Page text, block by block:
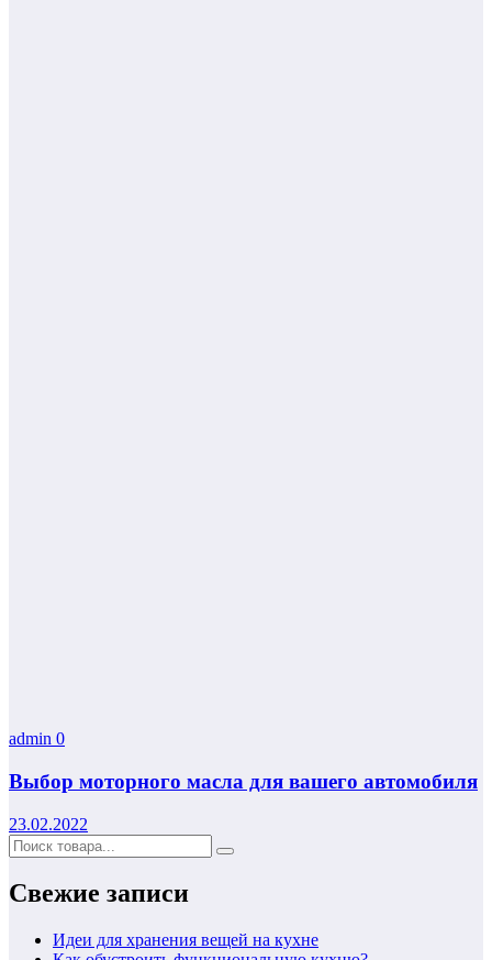
admin 0
Выбор моторного масла для вашего автомобиля
23.02.2022
Свежие записи
Идеи для хранения вещей на кухне